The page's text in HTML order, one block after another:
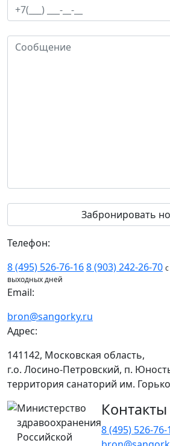
Телефон:
8 (495) 526-76-168 (903) 242-26-70
выходных дней
Email:
bron@sangorky.ru
Адрес:
141142, Московская область,
г.о. Лосино-Петровский, п.
территория санаторий им.
Министерство
здравоохранения
Российской
Контакты
8 (495) 526-76-